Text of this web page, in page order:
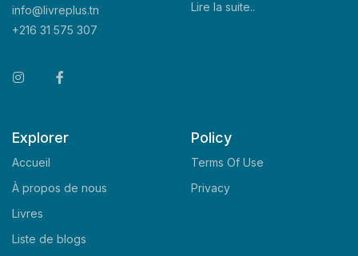
info@livreplus.tn
+216 31 575 307
Lire la suite..
Explorer
Accueil
À propos de nous
Livres
Liste de blogs
Policy
Terms Of Use
Privacy